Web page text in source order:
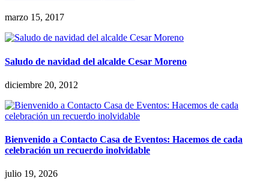
marzo 15, 2017
Saludo de navidad del alcalde Cesar Moreno
diciembre 20, 2012
Bienvenido a Contacto Casa de Eventos: Hacemos de cada
celebración un recuerdo inolvidable
julio 19, 2026